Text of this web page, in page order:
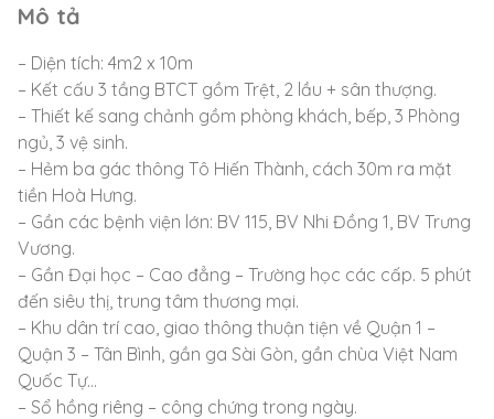
Mô tả
– Diện tích: 4m2 x 10m
– Kết cấu 3 tầng BTCT gồm Trệt, 2 lầu + sân thượng.
– Thiết kế sang chảnh gồm phòng khách, bếp, 3 Phòng
ngủ, 3 vệ sinh.
– Hẻm ba gác thông Tô Hiến Thành, cách 30m ra mặt
tiền Hoà Hưng.
– Gần các bệnh viện lớn: BV 115, BV Nhi Đồng 1, BV Trưng
Vương.
– Gần Đại học – Cao đẳng – Trường học các cấp. 5 phút
đến siêu thị, trung tâm thương mại.
– Khu dân trí cao, giao thông thuận tiện về Quận 1 –
Quận 3 – Tân Bình, gần ga Sài Gòn, gần chùa Việt Nam
Quốc Tự…
– Sổ hồng riêng – công chứng trong ngày.